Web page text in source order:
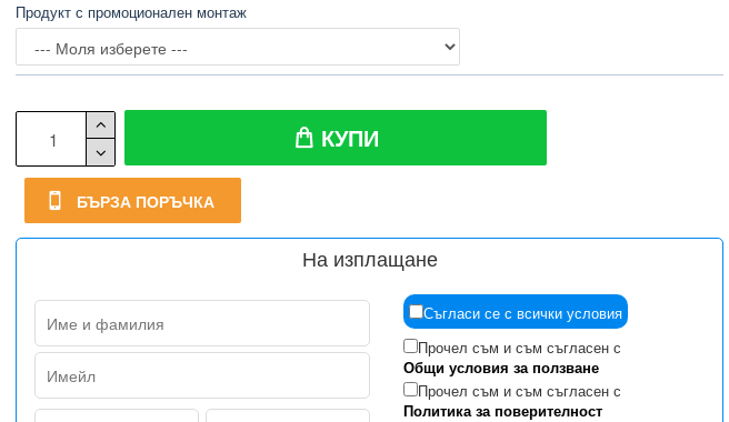
Продукт с промоционален монтаж
КУПИ
БЪРЗА ПОРЪЧКА
На изплащане
Съгласи се с всички условия
Прочел съм и съм съгласен с
Общи условия за ползване
Прочел съм и съм съгласен с
Политика за поверителност